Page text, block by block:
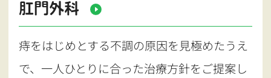
肛門外科
痔をはじめとする不調の原因を見極めたうえ
で、一人ひとりに合った治療方針をご提案し